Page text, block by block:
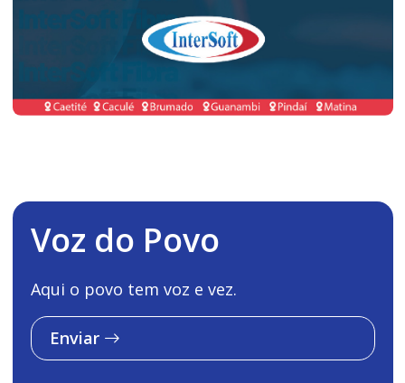
Voz do Povo
Aqui o povo tem voz e vez.
Enviar